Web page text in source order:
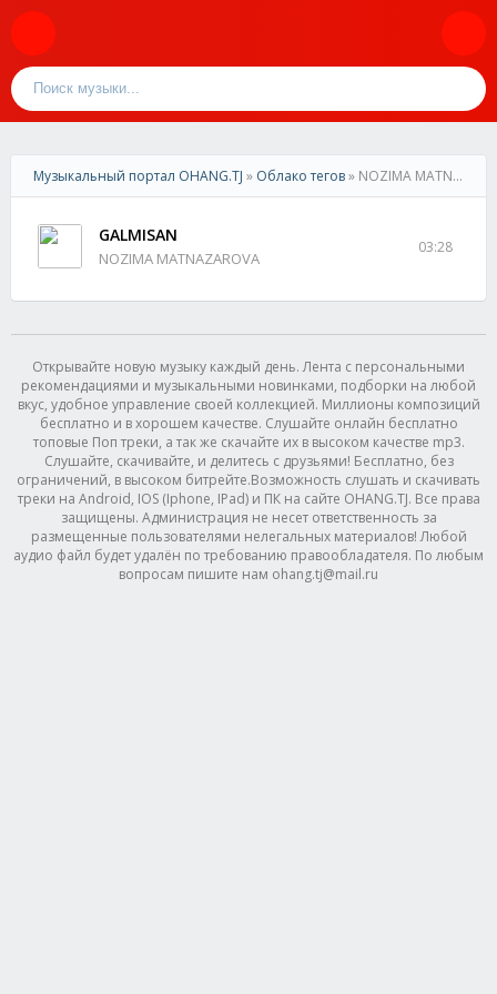
Музыкальный портал OHANG.TJ » Облако тегов» NOZIMA MATNAZAROVA
GALMISAN
NOZIMA MATNAZAROVA
03:28
Открывайте новую музыку каждый день. Лента с персональными
рекомендациями и музыкальными новинками, подборки на любой
вкус, удобное управление своей коллекцией. Миллионы композиций
бесплатно и в хорошем качестве. Слушайте онлайн бесплатно
топовые Поп треки, а так же скачайте их в высоком качестве mp3.
Слушайте, скачивайте, и делитесь с друзьями! Бесплатно, без
ограничений, в высоком битрейте.Возможность слушать и скачивать
треки на Android, IOS (Iphone, IPad) и ПК на сайте OHANG.TJ. Все права
защищены. Администрация не несет ответственность за
размещенные пользователями нелегальных материалов! Любой
аудио файл будет удалён по требованию правообладателя. По любым
вопросам пишите нам ohang.tj@mail.ru